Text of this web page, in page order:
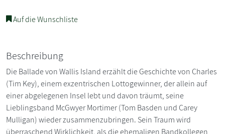
Auf die Wunschliste
Beschreibung
Die Ballade von Wallis Island erzählt die Geschichte von Charles
(Tim Key), einem exzentrischen Lottogewinner, der allein auf
einer abgelegenen Insel lebt und davon träumt, seine
Lieblingsband McGwyer Mortimer (Tom Basden und Carey
Mulligan) wieder zusammenzubringen. Sein Traum wird
überraschend Wirklichkeit, als die ehemaligen Bandkollegen